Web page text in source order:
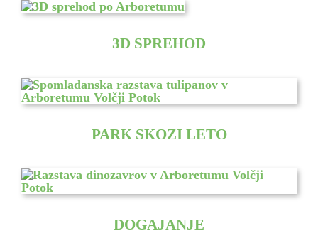
3D SPREHOD
PARK SKOZI LETO
DOGAJANJE